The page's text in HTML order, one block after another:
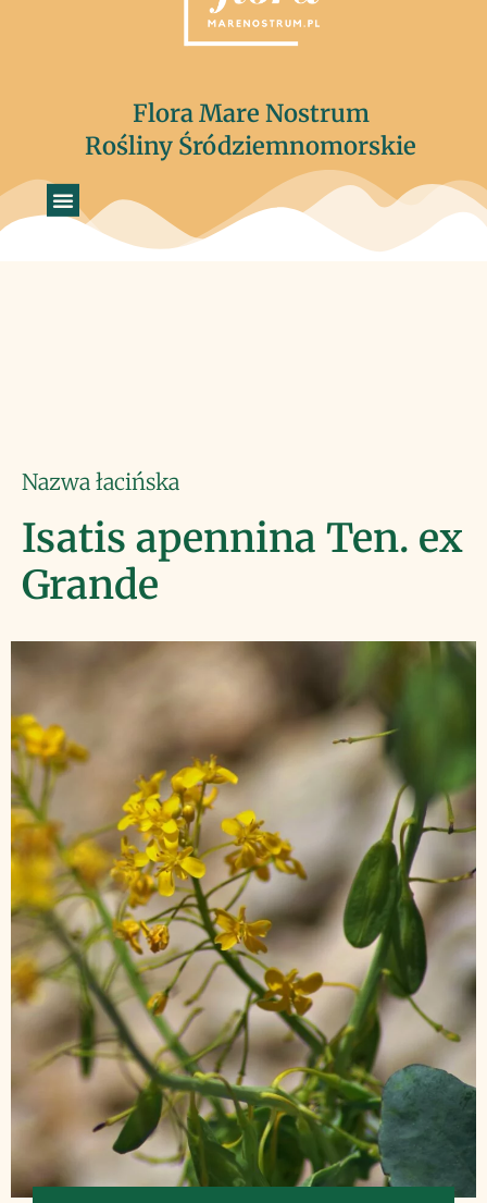
Flora Mare Nostrum
Rośliny Śródziemnomorskie
Nazwa łacińska
Isatis apennina Ten. ex
Grande